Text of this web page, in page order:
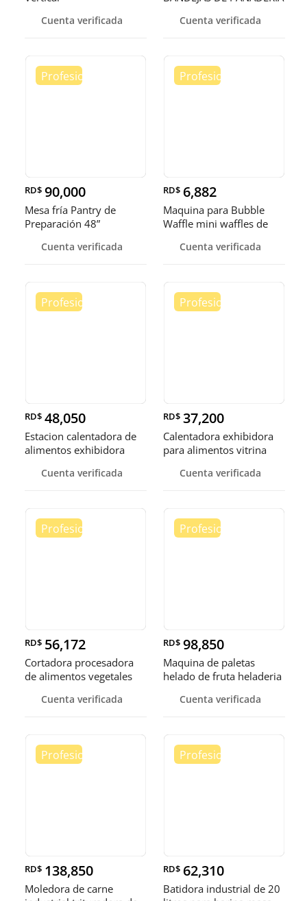
Cuenta verificada Cuenta verificada
RD$ 90,000
Mesa fría Pantry de
Preparación 48”
Cuenta verificada
RD$ 6,882
Maquina para Bubble
Waffle mini waffles de
Cuenta verificada
RD$ 48,050
Estacion calentadora de
alimentos exhibidora
Cuenta verificada
RD$ 37,200
Calentadora exhibidora
para alimentos vitrina
Cuenta verificada
RD$ 56,172
Cortadora procesadora
de alimentos vegetales
Cuenta verificada
RD$ 98,850
Maquina de paletas
helado de fruta heladeria
Cuenta verificada
RD$ 138,850
Moledora de carne
RD$ 62,310
Batidora industrial de 20